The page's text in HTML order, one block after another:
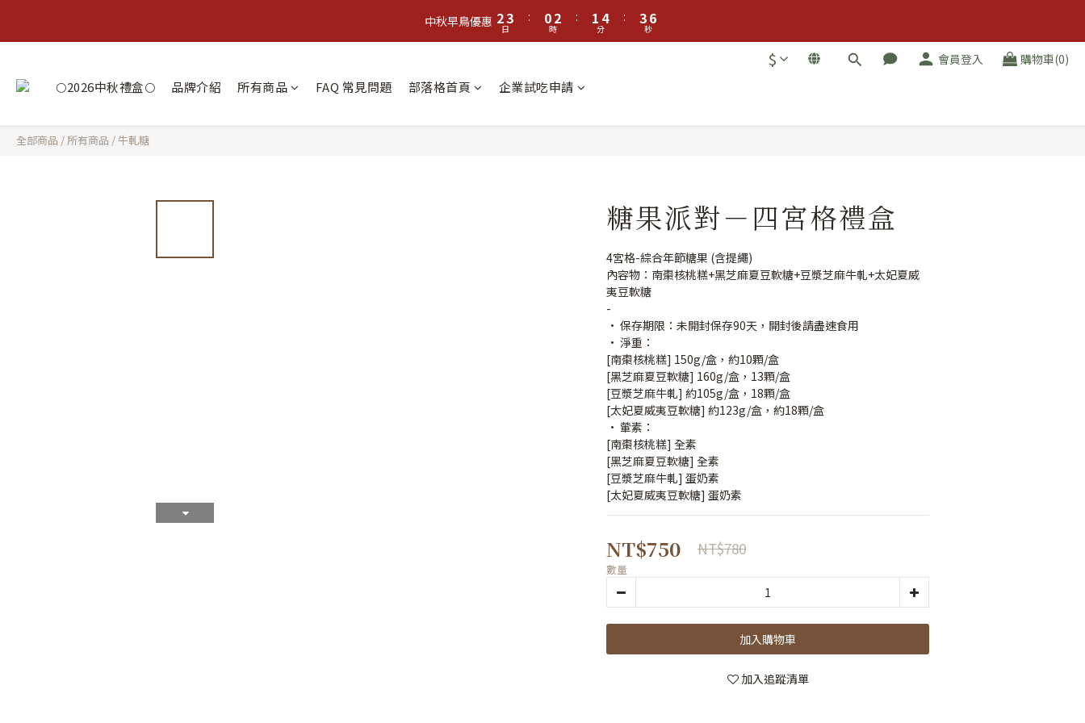
中秋早鳥優惠 2
1
3
2
日
:
02
1
時
:
1
0
4
3
分
:
3
2
4
3
秒
$ 會員登入 購物車(0)
🌕2026中秋禮盒🌕 品牌介紹 所有商品 FAQ 常見問題 部落格首頁 企業試吃申請
全部商品 / 所有商品 /牛軋糖
糖果派對－四宮格禮盒
4宮格-綜合年節糖果 (含提繩)
內容物：南棗核桃糕+黑芝麻夏豆軟糖+豆漿芝麻牛軋+太妃夏威
夷豆軟糖
-
• 保存期限：未開封保存90天，開封後請盡速食用
• 淨重：
[南棗核桃糕] 150g/盒，約10顆/盒
[黑芝麻夏豆軟糖] 160g/盒，13顆/盒
[豆漿芝麻牛軋] 約105g/盒，18顆/盒
[太妃夏威夷豆軟糖] 約123g/盒，約18顆/盒
• 葷素：
[南棗核桃糕] 全素
[黑芝麻夏豆軟糖] 全素
[豆漿芝麻牛軋] 蛋奶素
[太妃夏威夷豆軟糖] 蛋奶素
NT$750 NT$780
數量
加入購物車
加入追蹤清單